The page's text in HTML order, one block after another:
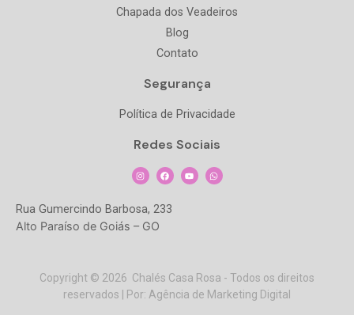
Chapada dos Veadeiros
Blog
Contato
Segurança
Política de Privacidade
Redes Sociais
Rua Gumercindo Barbosa, 233
Alto Paraíso de Goiás – GO
Copyright © 2026 Chalés Casa Rosa - Todos os direitos
reservados | Por: Agência de Marketing Digital